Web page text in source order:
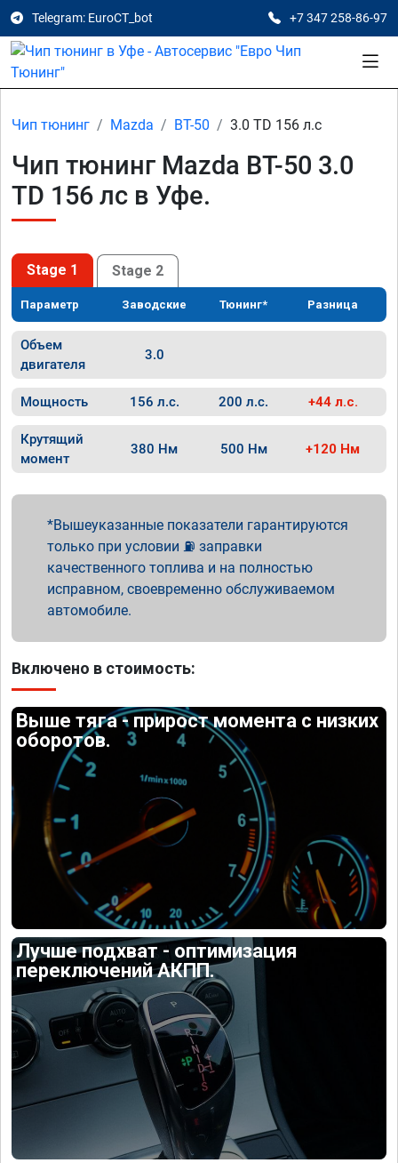
Telegram: EuroCT_bot +7 347 258-86-97
Чип тюнинг Mazda BT-50 3.0 TD 156 л.с
Чип тюнинг Mazda BT-50 3.0
TD 156 лс в Уфе.
Stage 1 Stage 2
Параметр Заводские Тюнинг* Разница
Объем
двигателя
3.0
Мощность 156 л.с. 200 л.с. +44 л.с.
Крутящий
момент
380 Нм 500 Нм +120 Нм
Вышеуказанные показатели гарантируются
только при условии ⛽ заправки
качественного топлива и на полностью
исправном, своевременно обслуживаемом
автомобиле.
Включено в стоимость:
Выше тяга - прирост момента с низких
оборотов.
Лучше подхват - оптимизация
переключений АКПП.